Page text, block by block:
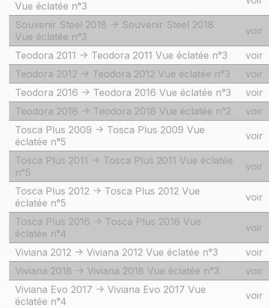
Vue éclatée n°3
Souvenir Steel 2018 -> Souvenir Steel 2018
Vue éclatée n°3
voir
Teodora 2011 -> Teodora 2011 Vue éclatée n°3
voir
Teodora 2012 -> Teodora 2012 Vue éclatée n°3
voir
Teodora 2016 -> Teodora 2016 Vue éclatée n°3
voir
Teodora 2018 -> Teodora 2018 Vue éclatée n°2
voir
Tosca Plus 2009 -> Tosca Plus 2009 Vue
éclatée n°5
voir
Tosca Plus 2011 -> Tosca Plus 2011 Vue éclatée
n°5
voir
Tosca Plus 2012 -> Tosca Plus 2012 Vue
éclatée n°5
voir
Tosca Plus 2016 -> Tosca Plus 2016 Vue
éclatée n°4
voir
Viviana 2012 -> Viviana 2012 Vue éclatée n°3
voir
Viviana 2018 -> Viviana 2018 Vue éclatée n°3
voir
Viviana Evo 2017 -> Viviana Evo 2017 Vue
éclatée n°4
voir